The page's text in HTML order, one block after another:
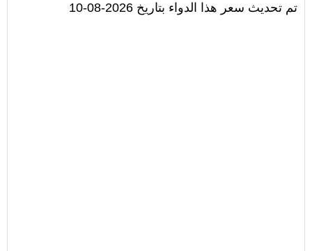
تم تحديث سعر هذا الدواء بتاريخ 2026-08-10